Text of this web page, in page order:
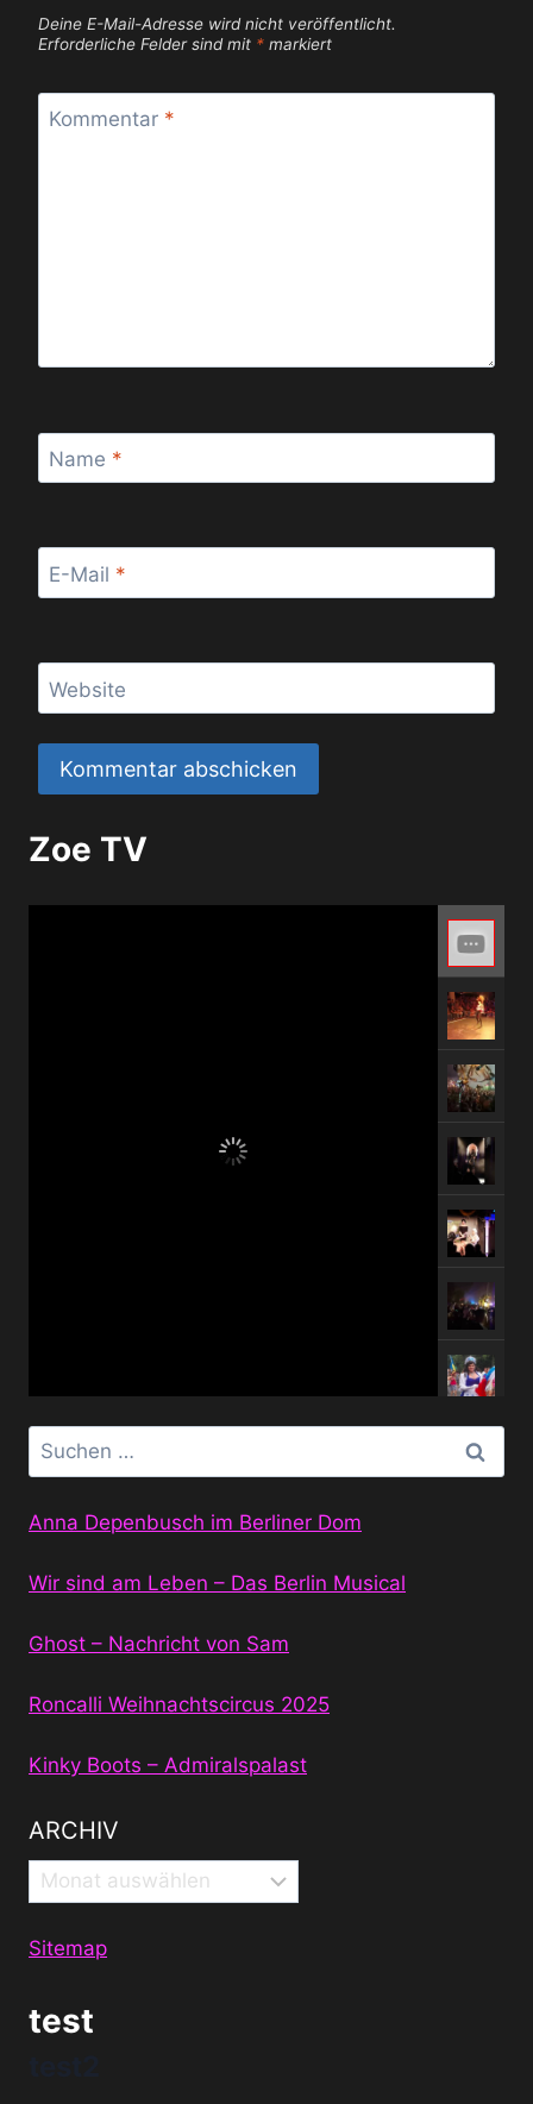
Deine E-Mail-Adresse wird nicht veröffentlicht.
Erforderliche Felder sind mit * markiert
Kommentar *
Name *
E-Mail *
Website
Zoe TV
Suchen
nach:
Anna Depenbusch im Berliner Dom
Wir sind am Leben – Das Berlin Musical
Ghost – Nachricht von Sam
Roncalli Weihnachtscircus 2025
Kinky Boots – Admiralspalast
ARCHIV
Archiv
Sitemap
test